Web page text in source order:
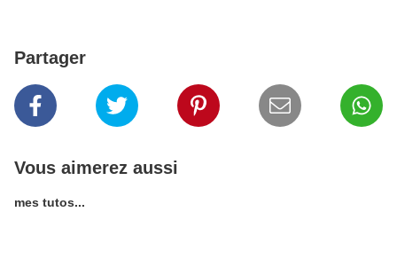
Partager
Vous aimerez aussi
mes tutos...